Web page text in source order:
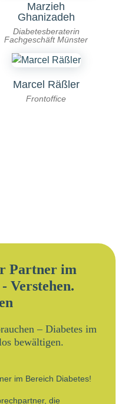
Marzieh
Ghanizadeh
Diabetesberaterin
Fachgeschäft Münster
Marcel Räßler
Frontoffice
Partner im
Verstehen.
– Diabetes im
bewältigen.
im Bereich Diabetes!
die